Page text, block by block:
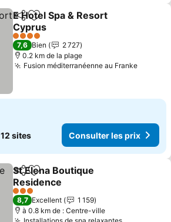
PartagerAjouter à mes favoris
E Hotel Spa & Resort
Cyprus
4 Étoiles
7,6 Bien
2 727
0.2 km de la plage
Fusion méditerranéenne au Franke
12 sites Consulter les prix
PartagerAjouter à mes favoris
St Elena Boutique
Residence
3 Étoiles
8,7 Excellent
1 159
à 0.8 km de : Centre-ville